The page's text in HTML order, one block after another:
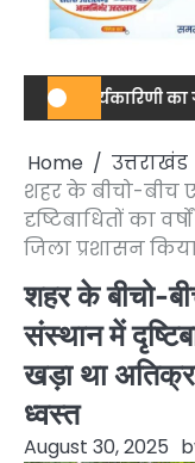
का गठन
Home
उत्तराखंड
शहर के बीचो-
दृष्टिबाधितों का
जिला प्रशासन
शहर के बीचो-
संस्थान में
खड़ा था
ध्वस्त
August 30, 2025